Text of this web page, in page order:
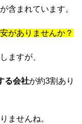
含まれています。
がありませんか？
ますが、
る会社が約3割あり
ませんね。